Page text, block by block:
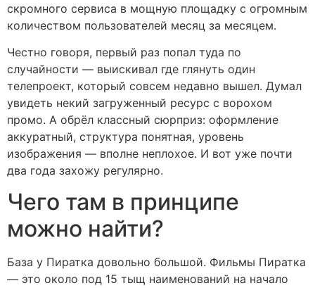
скромного сервиса в мощную площадку с огромным
количеством пользователей месяц за месяцем.
Честно говоря, первый раз попал туда по
случайности — выискивал где глянуть один
телепроект, который совсем недавно вышел. Думал
увидеть некий загруженный ресурс с ворохом
промо. А обрёл классный сюрприз: оформление
аккуратный, структура понятная, уровень
изображения — вполне неплохое. И вот уже почти
два года захожу регулярно.
Чего там в принципе
можно найти?
База у Пиратка довольно большой. Фильмы Пиратка
— это около под 15 тыщ наименований на начало